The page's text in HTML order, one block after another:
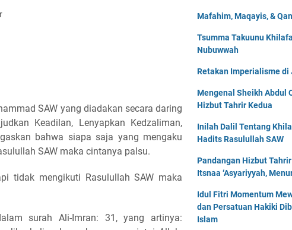
SAW yang diadakan secara daring
Keadilan, Lenyapkan Kedzaliman,
bahwa siapa saja yang mengaku
SAW maka cintanya palsu.
tidak mengikuti Rasulullah SAW maka
surah Ali-Imran: 31, yang artinya:
Mafahim, Maqayis, &
Tsumma Takuunu
Nubuwwah
Retakan Imperialisme di
Mengenal Sheikh Abdul
Hizbut Tahrir Kedua
Inilah Dalil Tentang
Hadits Rasulullah SAW
Pandangan Hizbut Tahrir
Itsnaa ‘Asyariyyah,
Idul Fitri Momentum
dan Persatuan Hakiki
Islam